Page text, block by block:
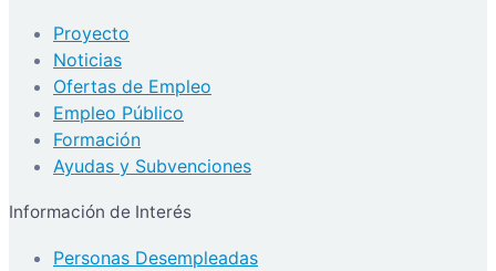
Proyecto
Noticias
Ofertas de Empleo
Empleo Público
Formación
Ayudas y Subvenciones
Información de Interés
Personas Desempleadas